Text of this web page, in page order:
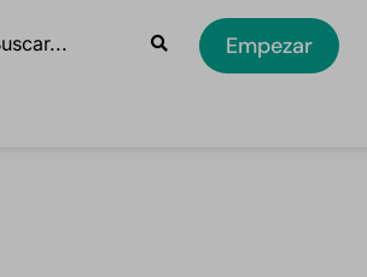
Empezar